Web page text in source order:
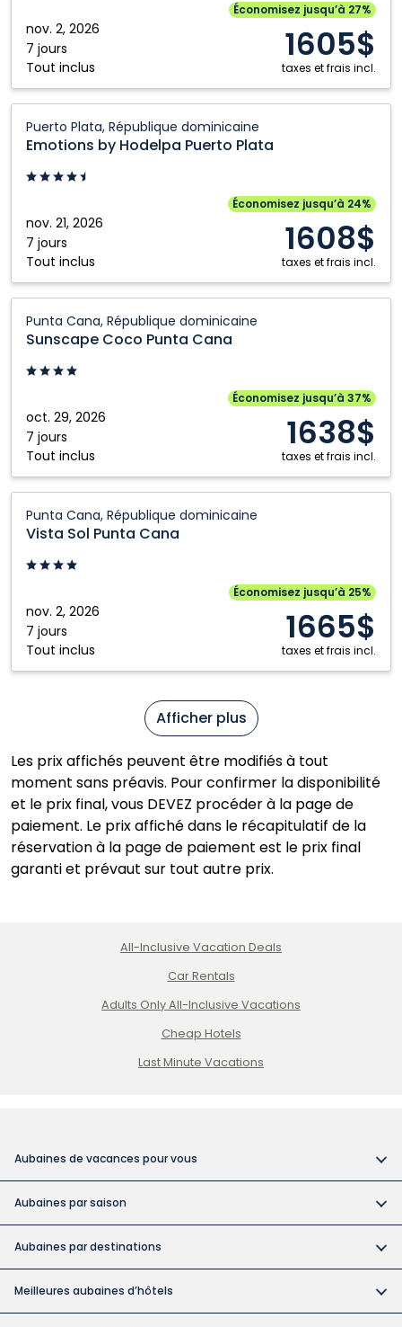
nov. 2, 2026
7 jours
Tout inclus
Économisez jusqu’à 27%
1605$
taxes et frais incl.
dominicaine
Puerto Plata, République dominicaine
Emotions by Hodelpa Puerto Plata
nov. 21, 2026
7 jours
Tout inclus
Économisez jusqu’à 24%
1608$
taxes et frais incl.
by
Hodelpa
Puerto
Puerto
Plata,
République
dominicaine
Punta Cana, République dominicaine
Sunscape Coco Punta Cana
oct. 29, 2026
7 jours
Tout inclus
Économisez jusqu’à 37%
1638$
taxes et frais incl.
Coco
Punta
Cana:
Cana,
République
dominicaine
Punta Cana, République dominicaine
Vista Sol Punta Cana
nov. 2, 2026
7 jours
Tout inclus
Économisez jusqu’à 25%
1665$
taxes et frais incl.
Sol
Punta
Cana:
Cana,
République
dominicaine
Afficher plus
Les prix affichés peuvent être modifiés à tout
moment sans préavis. Pour confirmer la disponibilité
et le prix final, vous DEVEZ procéder à la page de
paiement. Le prix affiché dans le récapitulatif de la
réservation à la page de paiement est le prix final
garanti et prévaut sur tout autre prix.
All-Inclusive Vacation Deals
Car Rentals
Adults Only All-Inclusive Vacations
Cheap Hotels
Last Minute Vacations
Aubaines de vacances pour vous
Vacances abordables
Catégories d'hôtels à Cuba
Aubaines par saison
Aubaine des vacances de la construction
Les forfaits vacances de Noël et du Nouvel An
Aubaines par destinations
Meilleures aubaines d’hôtels